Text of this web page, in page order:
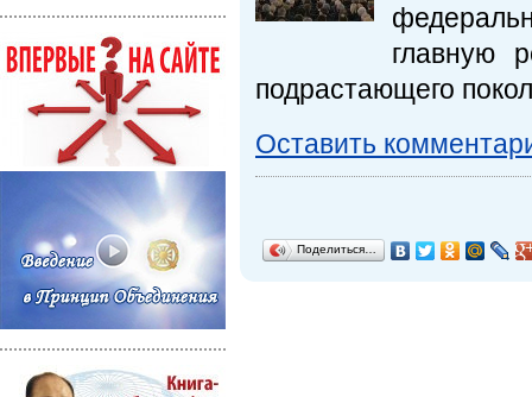
главную
подрастающего
Оставить
Поделиться…